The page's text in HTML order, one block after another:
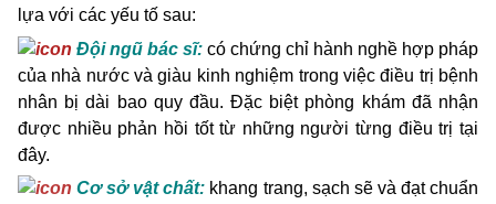
lựa với các yếu tố sau:
Đội ngũ bác sĩ: có chứng chỉ hành nghề hợp pháp
của nhà nước và giàu kinh nghiệm trong việc điều trị bệnh
nhân bị dài bao quy đầu. Đặc biệt phòng khám đã nhận
được nhiều phản hồi tốt từ những người từng điều trị tại
đây.
Cơ sở vật chất: khang trang, sạch sẽ và đạt chuẩn